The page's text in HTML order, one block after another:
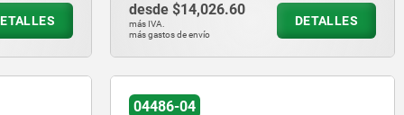
desde $14,026.60
más IVA.
más gastos de envío
DETALLES
04486-04